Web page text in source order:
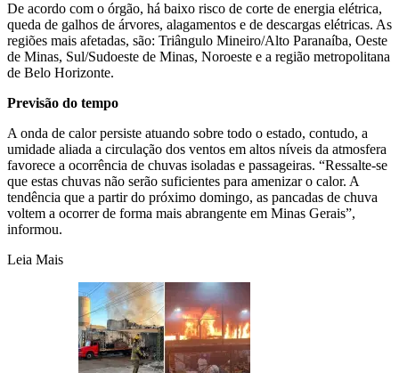
De acordo com o órgão, há baixo risco de corte de energia elétrica,
queda de galhos de árvores, alagamentos e de descargas elétricas. As
regiões mais afetadas, são: Triângulo Mineiro/Alto Paranaíba, Oeste
de Minas, Sul/Sudoeste de Minas, Noroeste e a região metropolitana
de Belo Horizonte.
Previsão do tempo
A onda de calor persiste atuando sobre todo o estado, contudo, a
umidade aliada a circulação dos ventos em altos níveis da atmosfera
favorece a ocorrência de chuvas isoladas e passageiras. “Ressalte-se
que estas chuvas não serão suficientes para amenizar o calor. A
tendência que a partir do próximo domingo, as pancadas de chuva
voltem a ocorrer de forma mais abrangente em Minas Gerais”,
informou.
Leia Mais